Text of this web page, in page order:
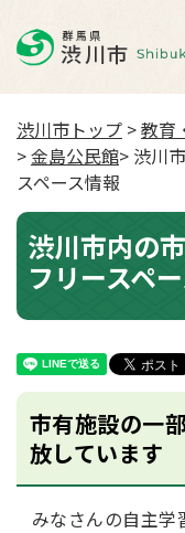
渋川市トップ >教育
>金島公民館> 渋川
スペース情報
渋川市内の
フリースペ
市有施設の一
放しています
みなさんの自主